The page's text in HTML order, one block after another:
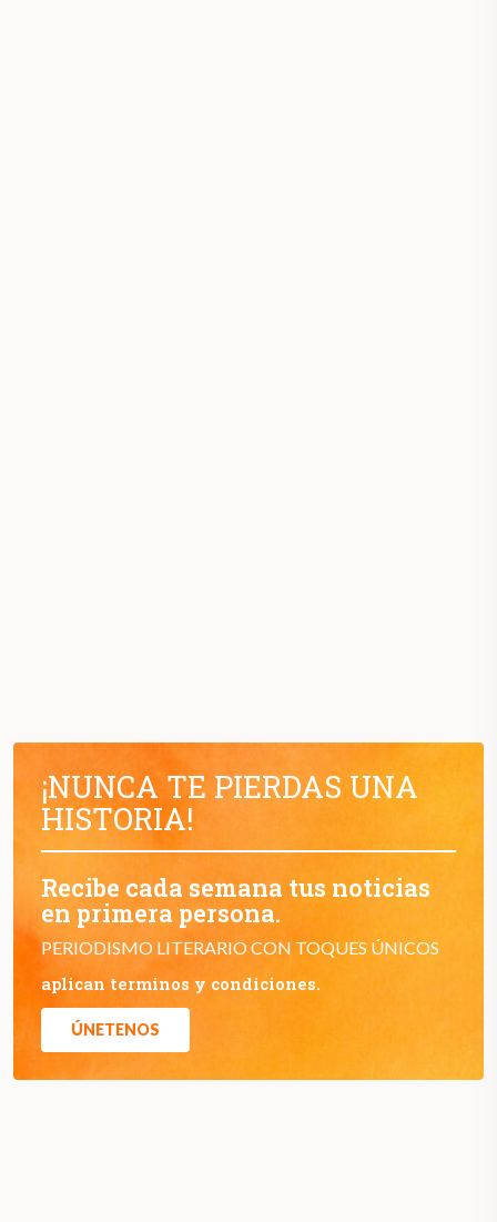
¡NUNCA TE PIERDAS UNA
HISTORIA!
Recibe cada semana tus noticias
en primera persona.
PERIODISMO LITERARIO CON TOQUES ÚNICOS
aplican terminos y condiciones.
ÚNETENOS